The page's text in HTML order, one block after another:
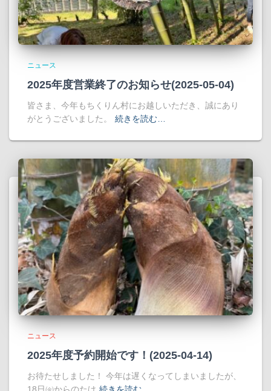
ニュース
2025年度営業終了のお知らせ(2025-05-04)
皆さま、今年もちくりん村にお越しいただき、誠にあり
がとうございました。
続きを読む…
ニュース
2025年度予約開始です！(2025-04-14)
お待たせしました！ 今年は遅くなってしまいましたが、